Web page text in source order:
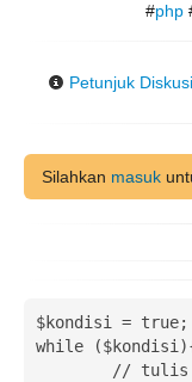
#php
Petunjuk Diskusi
Silahkan masuk
$kondisi = true;
while